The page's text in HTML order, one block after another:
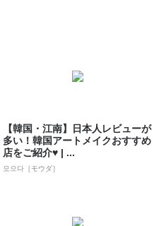
【韓国・江南】日本人レビューが
多い！韓国アートメイクおすすめ
店をご紹介♥ | ...
모으다［モウダ］